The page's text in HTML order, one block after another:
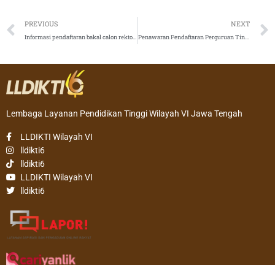
Prev
PREVIOUS
Informasi pendaftaran bakal calon rektor Universitas Sahid Surakarta Periode 2023-2027
NEXT
Penawaran Pendaftaran Perguruan Tinggi sebagai Penyelenggara PMDSU batch VII
Lembaga Layanan Pendidikan Tinggi Wilayah VI Jawa Tengah
LLDIKTI Wilayah VI
lldikti6
lldikti6
LLDIKTI Wilayah VI
lldikti6